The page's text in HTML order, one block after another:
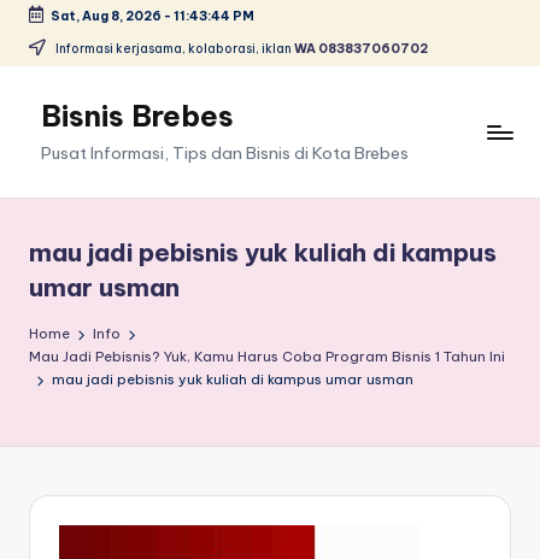
Skip
content
Sat, Aug 8, 2026 - 11:43:44 PM
Informasi kerjasama, kolaborasi, iklan WA 083837060702
Bisnis Brebes
Pusat Informasi, Tips dan Bisnis di Kota Brebes
mau jadi pebisnis yuk kuliah di kampus
umar usman
Home
Info
Mau Jadi Pebisnis? Yuk, Kamu Harus Coba Program Bisnis 1 Tahun Ini
mau jadi pebisnis yuk kuliah di kampus umar usman